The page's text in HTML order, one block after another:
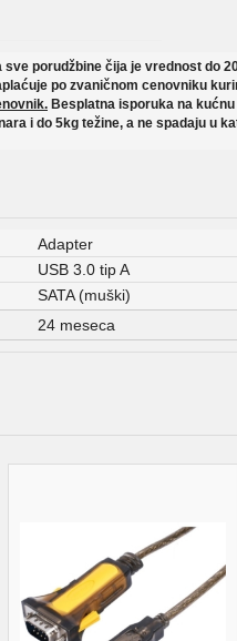
sve porudžbine čija je vrednost do
po zvaničnom cenovniku
Besplatna isporuka na
i do 5kg težine, a ne spadaju u
Adapter
USB 3.0 tip A
SATA (muški)
24 meseca